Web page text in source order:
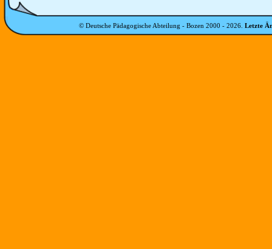
© Deutsche Pädagogische Abteilung - Bozen 2000 - 2026 Letzte